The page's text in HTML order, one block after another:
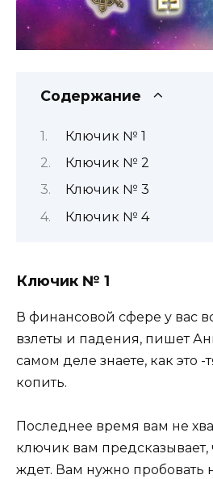
Содержание
Ключик № 1
Ключик № 2
Ключик № 3
Ключик № 4
Ключик № 1
В финансовой сфере у вас
взлеты и падения, пишет
самом деле знаете, как это -
копить.
Последнее время вам не
ключик вам предсказывает,
ждет. Вам нужно пробовать